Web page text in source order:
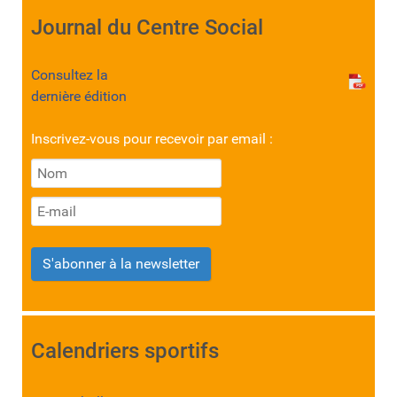
Journal du Centre Social
Consultez la
dernière édition
Inscrivez-vous pour recevoir par email :
S'abonner à la newsletter
Calendriers sportifs